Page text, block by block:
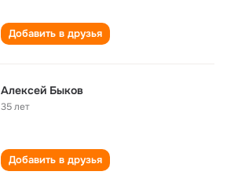
Добавить в друзья
Алексей Быков
35 лет
Добавить в друзья